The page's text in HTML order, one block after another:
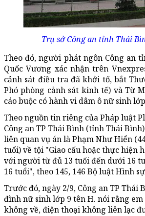
Trụ sở Công an tỉnh Thái
Theo đó, người phát ngôn Công an
Quốc Vương xác nhận trên
cảnh sát điều tra đã khởi tố, bắt
Phó phòng cảnh sát kinh tế) và Từ
cáo buộc có hành vi dâm ô nữ sinh
Theo nguồn tin riêng của Pháp luật
Công an TP Thái Bình (tỉnh Thái
liên quan vụ án là Phạm Như Hiển
tuổi) về tội "Giao cấu hoặc thực hiện
với người từ đủ 13 tuổi đến dưới 16
16 tuổi", theo 145, 146 Bộ luật Hình
Trước đó, ngày 2/9, Công an TP
đình nữ sinh lớp 9 tên H. nói rằng
không về, điện thoại không liên lạc